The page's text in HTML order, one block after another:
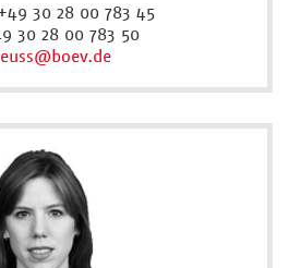
30 28 00 783 45
30 28 00 783 50
@boev.de